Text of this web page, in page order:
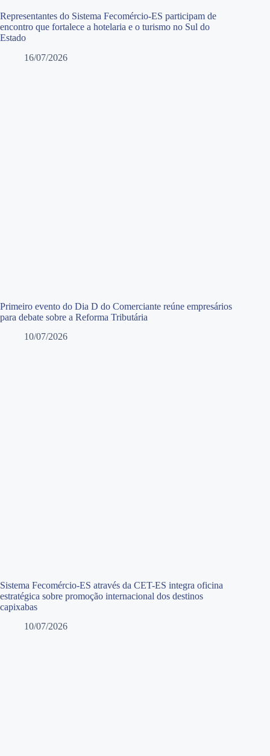
Representantes do Sistema Fecomércio-ES participam de
encontro que fortalece a hotelaria e o turismo no Sul do
Estado
16/07/2026
Primeiro evento do Dia D do Comerciante reúne empresários
para debate sobre a Reforma Tributária
10/07/2026
Sistema Fecomércio-ES através da CET-ES integra oficina
estratégica sobre promoção internacional dos destinos
capixabas
10/07/2026